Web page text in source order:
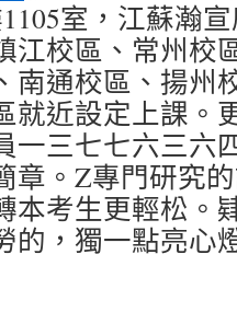
室，江蘇瀚
江校區、常州校
南通校區、揚州
就近設定上課。
一三七七六三六
章。Z專門研究
本考生更輕松。
的，獨一點亮心